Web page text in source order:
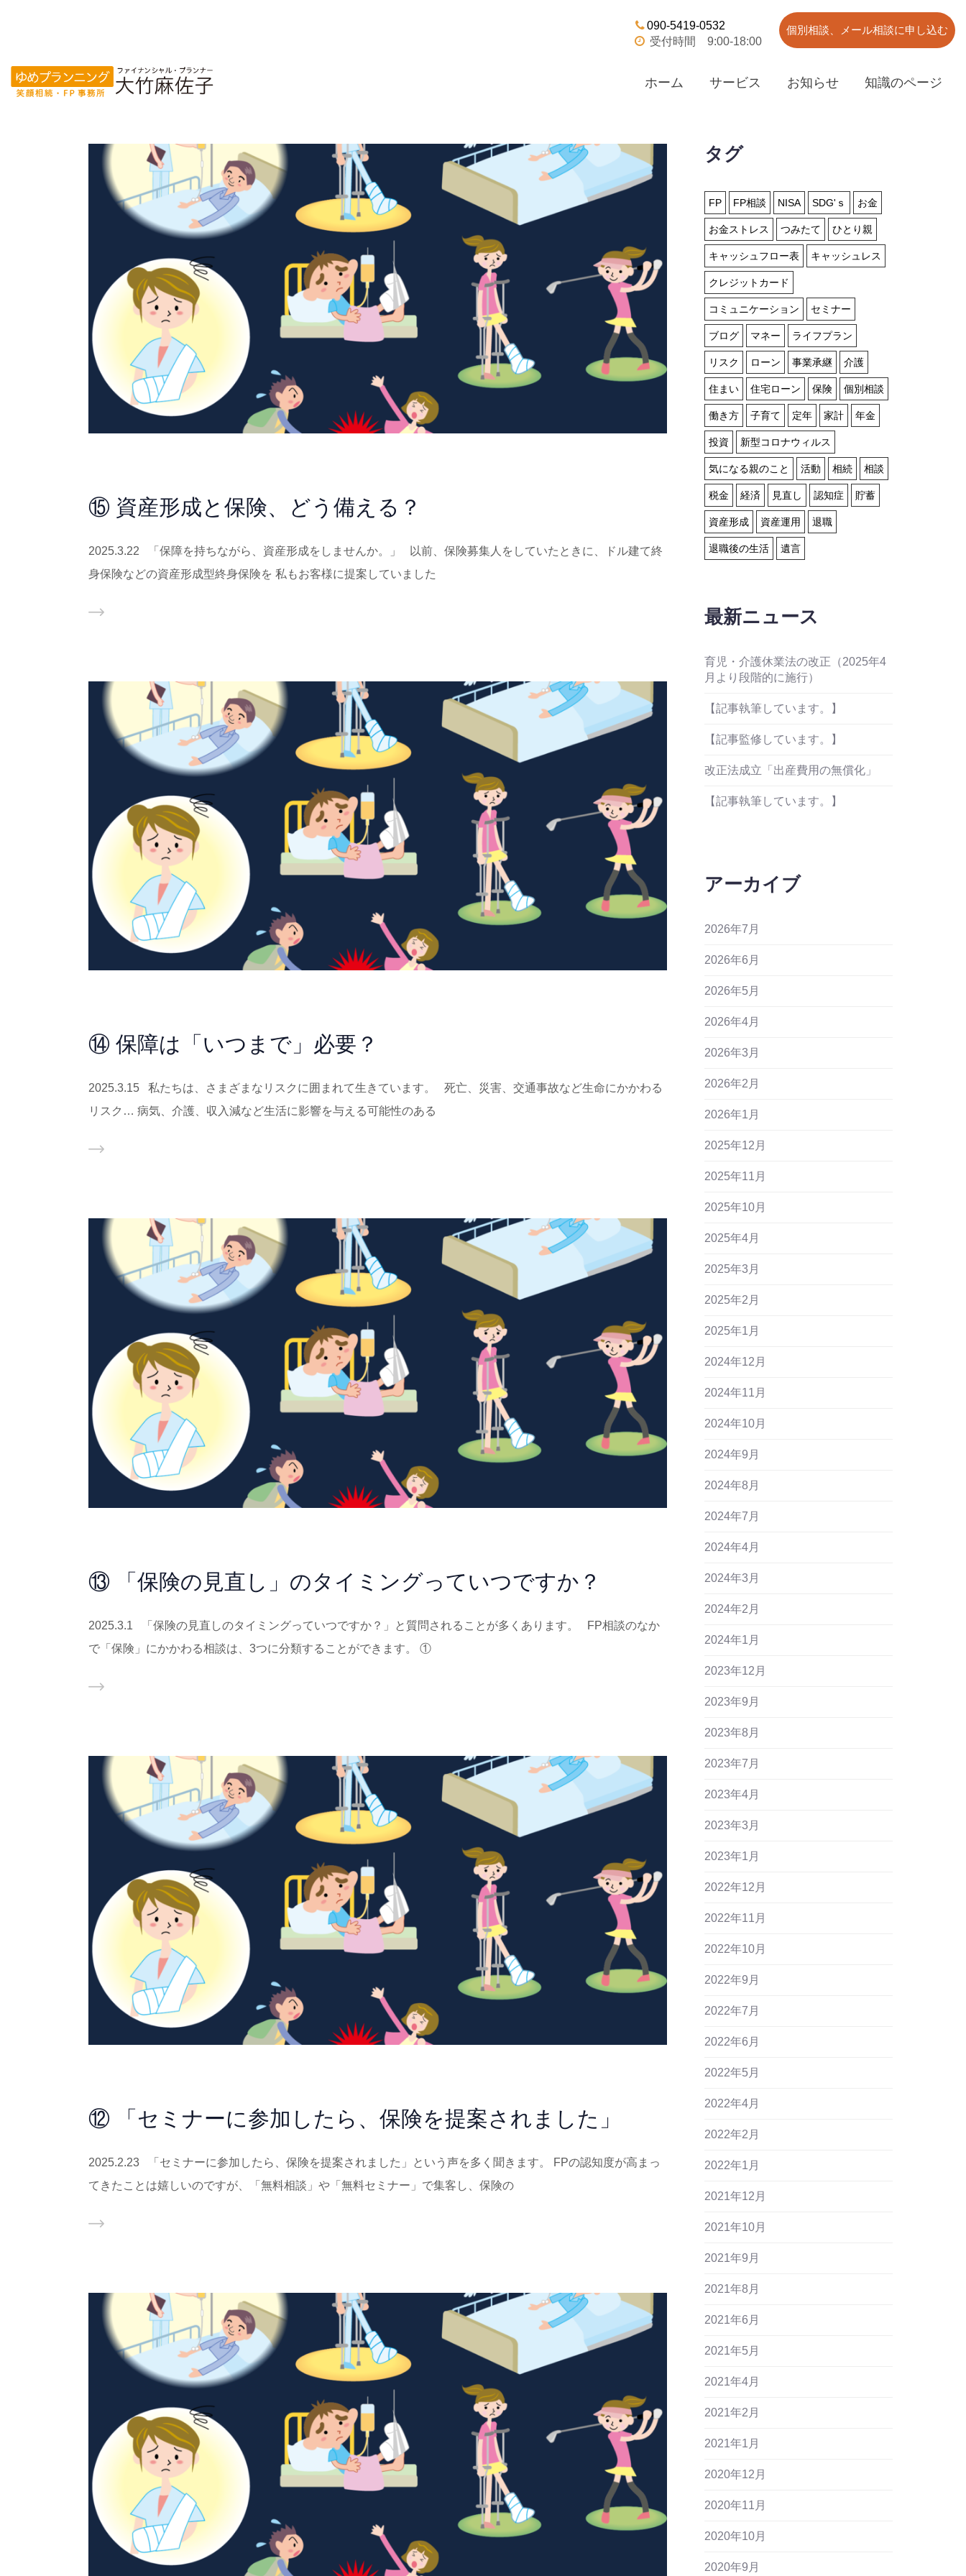
090-5419-0532
受付時間 9:00-18:00
ホーム サービス お知らせ 知識のページ
個別相談、メール相談に申し込む
⑮ 資産形成と保険、どう備える？
2025.3.22 「保障を持ちながら、資産形成をしませんか。」 以前、保険募集人をしていたときに、ドル建て終
身保険などの資産形成型終身保険を 私もお客様に提案していました
⑭ 保障は「いつまで」必要？
2025.3.15 私たちは、さまざまなリスクに囲まれて生きています。 死亡、災害、交通事故など生命にかかわる
リスク… 病気、介護、収入減など生活に影響を与える可能性のある
⑬ 「保険の見直し」のタイミングっていつですか？
2025.3.1 「保険の見直しのタイミングっていつですか？」と質問されることが多くあります。 FP相談のなか
で「保険」にかかわる相談は、3つに分類することができます。 ①
⑫ 「セミナーに参加したら、保険を提案されました」
2025.2.23 「セミナーに参加したら、保険を提案されました」という声を多く聞きます。 FPの認知度が高まっ
てきたことは嬉しいのですが、「無料相談」や「無料セミナー」で集客し、保険の
タグ
FP FP相談 NISA SDG'ｓ お金
お金ストレス つみたて ひとり親
キャッシュフロー表 キャッシュレス
クレジットカード
コミュニケーション セミナー
ブログ マネー ライフプラン
リスク ローン 事業承継 介護
住まい 住宅ローン 保険 個別相談
働き方 子育て 定年 家計 年金
投資 新型コロナウィルス
気になる親のこと 活動 相続 相談
税金 経済 見直し 認知症 貯蓄
資産形成 資産運用 退職
退職後の生活 遺言
最新ニュース
育児・介護休業法の改正（2025年4
月より段階的に施行）
【記事執筆しています。】
【記事監修しています。】
改正法成立「出産費用の無償化」
【記事執筆しています。】
アーカイブ
2026年7月
2026年6月
2026年5月
2026年4月
2026年3月
2026年2月
2026年1月
2025年12月
2025年11月
2025年10月
2025年4月
2025年3月
2025年2月
2025年1月
2024年12月
2024年11月
2024年10月
2024年9月
2024年8月
2024年7月
2024年4月
2024年3月
2024年2月
2024年1月
2023年12月
2023年9月
2023年8月
2023年7月
2023年4月
2023年3月
2023年1月
2022年12月
2022年11月
2022年10月
2022年9月
2022年7月
2022年6月
2022年5月
2022年4月
2022年2月
2022年1月
2021年12月
2021年10月
2021年9月
2021年8月
2021年6月
2021年5月
2021年4月
2021年2月
2021年1月
2020年12月
2020年11月
2020年10月
2020年9月